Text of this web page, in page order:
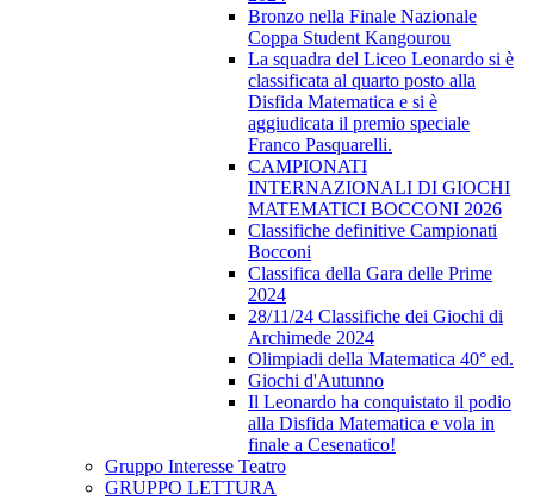
Bronzo nella Finale Nazionale
Coppa Student Kangourou
La squadra del Liceo Leonardo si è
classificata al quarto posto alla
Disfida Matematica e si è
aggiudicata il premio speciale
Franco Pasquarelli.
CAMPIONATI
INTERNAZIONALI DI GIOCHI
MATEMATICI BOCCONI 2026
Classifiche definitive Campionati
Bocconi
Classifica della Gara delle Prime
2024
28/11/24 Classifiche dei Giochi di
Archimede 2024
Olimpiadi della Matematica 40° ed.
Giochi d'Autunno
Il Leonardo ha conquistato il podio
alla Disfida Matematica e vola in
finale a Cesenatico!
Gruppo Interesse Teatro
GRUPPO LETTURA